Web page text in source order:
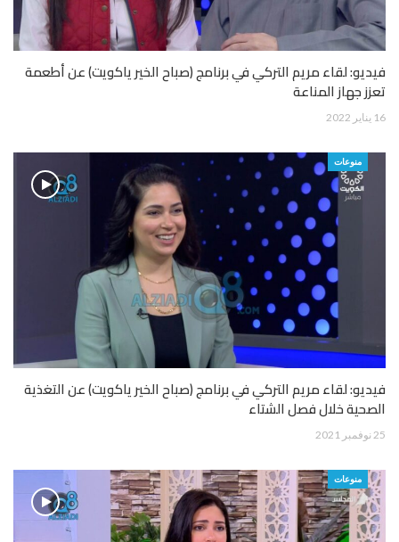
فيديو: لقاء مريم التركي في برنامج (صباح الخير ياكويت) عن أطعمة
تعزز جهاز المناعة
16 يناير 2022
منوعات
فيديو: لقاء مريم التركي في برنامج (صباح الخير ياكويت) عن التغذية
الصحية خلال فصل الشتاء
25 نوفمبر 2021
منوعات